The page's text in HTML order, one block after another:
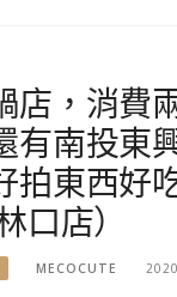
店，消費
有南投東
拍東西好
口店）
MECOCUTE